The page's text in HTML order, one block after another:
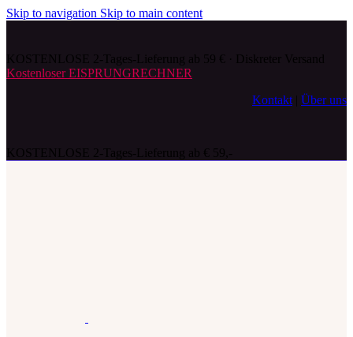
Skip to navigation Skip to main content
Kostenloser EISPRUNGRECHNER
Kontakt
Über uns